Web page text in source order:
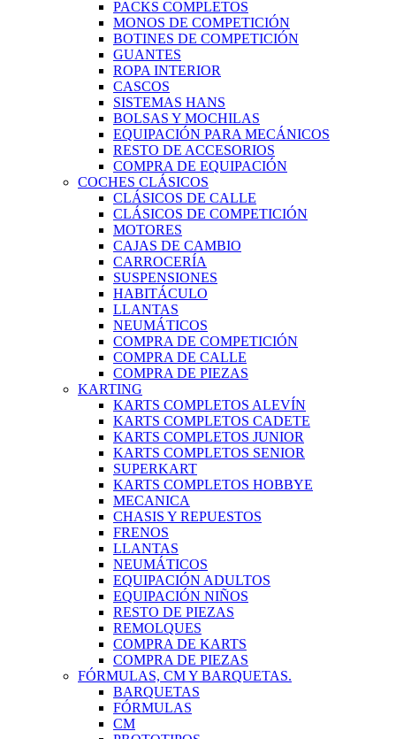
PACKS COMPLETOS
MONOS DE COMPETICIÓN
BOTINES DE COMPETICIÓN
GUANTES
ROPA INTERIOR
CASCOS
SISTEMAS HANS
BOLSAS Y MOCHILAS
EQUIPACIÓN PARA MECÁNICOS
RESTO DE ACCESORIOS
COMPRA DE EQUIPACIÓN
COCHES CLÁSICOS
CLÁSICOS DE CALLE
CLÁSICOS DE COMPETICIÓN
MOTORES
CAJAS DE CAMBIO
CARROCERÍA
SUSPENSIONES
HABITÁCULO
LLANTAS
NEUMÁTICOS
COMPRA DE COMPETICIÓN
COMPRA DE CALLE
COMPRA DE PIEZAS
KARTING
KARTS COMPLETOS ALEVÍN
KARTS COMPLETOS CADETE
KARTS COMPLETOS JUNIOR
KARTS COMPLETOS SENIOR
SUPERKART
KARTS COMPLETOS HOBBYE
MECANICA
CHASIS Y REPUESTOS
FRENOS
LLANTAS
NEUMÁTICOS
EQUIPACIÓN ADULTOS
EQUIPACIÓN NIÑOS
RESTO DE PIEZAS
REMOLQUES
COMPRA DE KARTS
COMPRA DE PIEZAS
FÓRMULAS, CM Y BARQUETAS.
BARQUETAS
FÓRMULAS
CM